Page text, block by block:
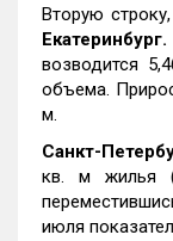
Вторую
Екатеринбург.
возводится
объема.
м.
Санкт-
кв. м жилья
июля